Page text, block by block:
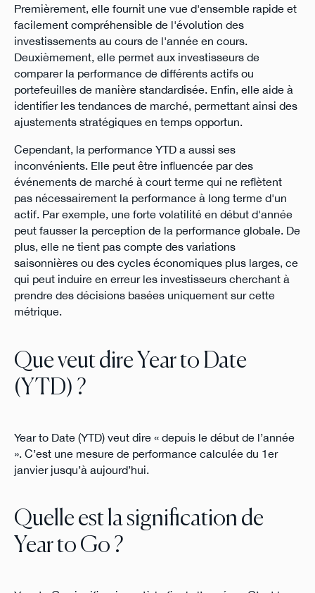
Premièrement, elle fournit une vue d'ensemble rapide et
facilement compréhensible de l'évolution des
investissements au cours de l'année en cours.
Deuxièmement, elle permet aux investisseurs de
comparer la performance de différents actifs ou
portefeuilles de manière standardisée. Enfin, elle aide à
identifier les tendances de marché, permettant ainsi des
ajustements stratégiques en temps opportun.
Cependant, la performance YTD a aussi ses
inconvénients. Elle peut être influencée par des
événements de marché à court terme qui ne reflètent
pas nécessairement la performance à long terme d'un
actif. Par exemple, une forte volatilité en début d'année
peut fausser la perception de la performance globale. De
plus, elle ne tient pas compte des variations
saisonnières ou des cycles économiques plus larges, ce
qui peut induire en erreur les investisseurs cherchant à
prendre des décisions basées uniquement sur cette
métrique.
Que veut dire Year to Date
(YTD) ?
Year to Date (YTD) veut dire « depuis le début de l’année
». C’est une mesure de performance calculée du 1er
janvier jusqu’à aujourd’hui.
Quelle est la signification de
Year to Go ?